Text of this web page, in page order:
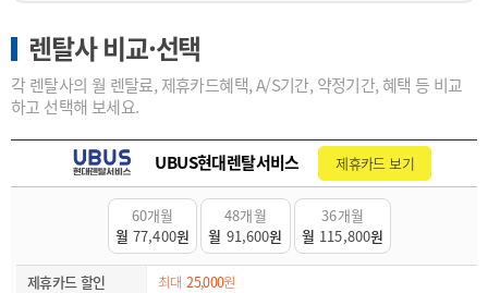
렌탈사 비교·선택
각 렌탈사의 월 렌탈료, 제휴카드혜택, A/S기간, 약정기간, 혜택 등 비교
하고 선택해 보세요.
UBUS현대렌탈서비스 제휴카드 보기
60개월
월77,400원
48개월
월 91,600원
36개월
월 115,800원
제휴카드 할인 최대25,000원